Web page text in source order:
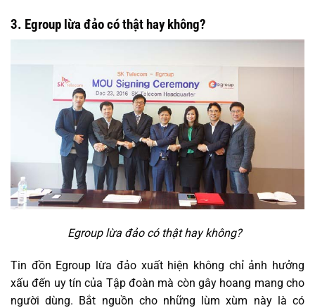
3. Egroup lừa đảo có thật hay không?
Egroup lừa đảo có thật hay không?
Tin đồn Egroup lừa đảo xuất hiện không chỉ ảnh hưởng
xấu đến uy tín của Tập đoàn mà còn gây hoang mang cho
người dùng. Bắt nguồn cho những lùm xùm này là có